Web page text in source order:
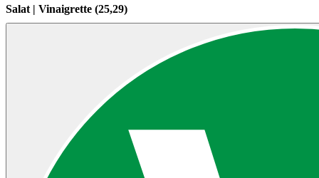
Salat | Vinaigrette (25,29)